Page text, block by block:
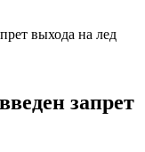
выхода на лед
запрет